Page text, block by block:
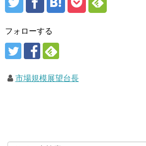
フォローする
市場規模展望台長